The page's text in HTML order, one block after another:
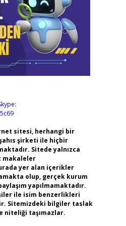
sitesi, herhangi bir
şirketi ile hiçbir
Sitede yalnızca
makaleler
yer alan içerikler
olup, gerçek kurum
yapılmamaktadır.
ile isim benzerlikleri
Sitemizdeki bilgiler taslak
niteliği taşımazlar.